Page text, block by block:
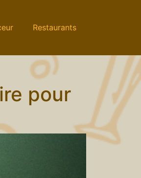
Restaurants
pour